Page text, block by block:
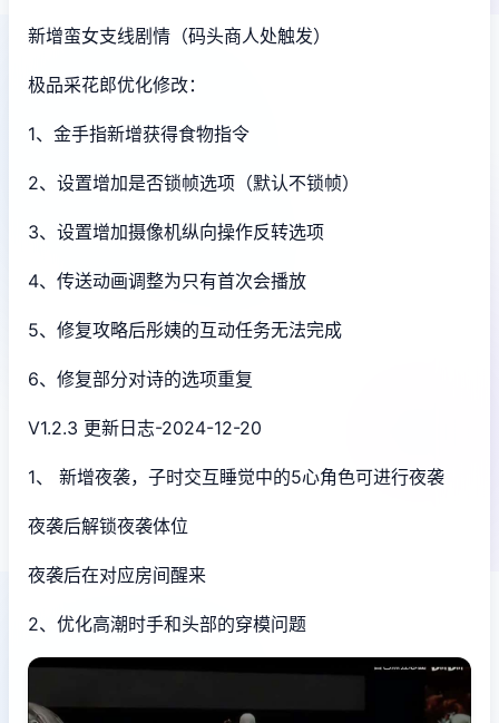
新增蛮女支线剧情（码头商人处触发）
极品采花郎优化修改：
1、金手指新增获得食物指令
2、设置增加是否锁帧选项（默认不锁帧）
3、设置增加摄像机纵向操作反转选项
4、传送动画调整为只有首次会播放
5、修复攻略后彤姨的互动任务无法完成
6、修复部分对诗的选项重复
V1.2.3 更新日志-2024-12-20
1、 新增夜袭，子时交互睡觉中的5心角色可进行夜袭
夜袭后解锁夜袭体位
夜袭后在对应房间醒来
2、优化高潮时手和头部的穿模问题